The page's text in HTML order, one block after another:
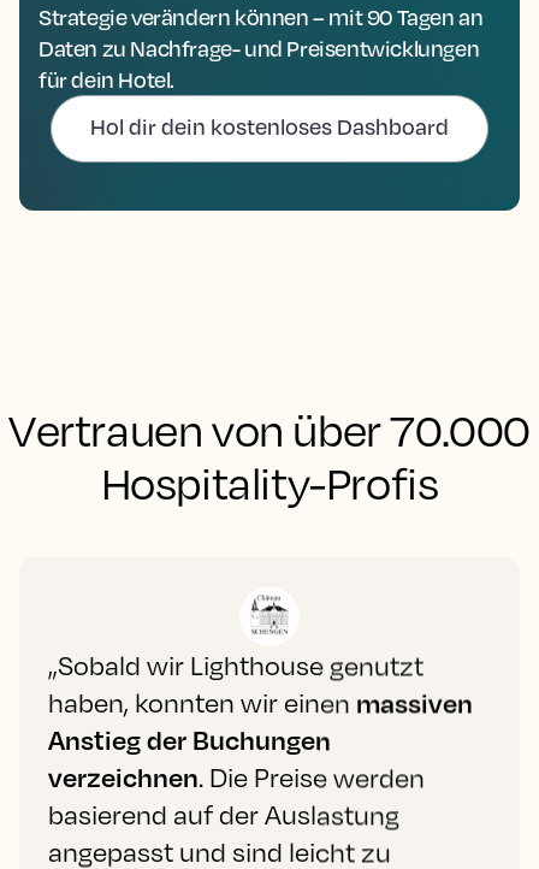
Strategie verändern können – mit 90 Tagen an
Daten zu Nachfrage- und Preisentwicklungen
für dein Hotel.
Hol dir dein kostenloses Dashboard
Vertrauen von über 70.000
Hospitality-Profis
„Sobald wir Lighthouse genutzt
haben, konnten wir einen massiven
Anstieg der Buchungen
verzeichnen. Die Preise werden
basierend auf der Auslastung
angepasst und sind leicht zu